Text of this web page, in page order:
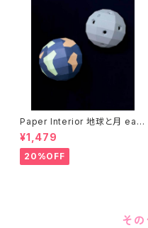
Paper Interior 地球と月 eart
h and moon
¥1,479
20%OFF
そ